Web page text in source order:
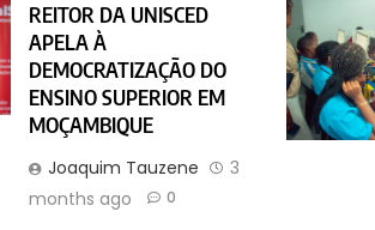
REITOR DA UNISCED
APELA À
DEMOCRATIZAÇÃO DO
ENSINO SUPERIOR EM
MOÇAMBIQUE
Joaquim Tauzene
3
months ago
0